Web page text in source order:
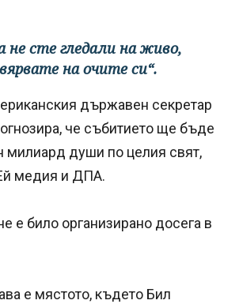
не сте гледали на живо,
на очите си“.
държавен секретар
че събитието ще бъде
милиард души по целия свят,
медия и ДПА.
е било организирано досега в
е мястото, където Бил